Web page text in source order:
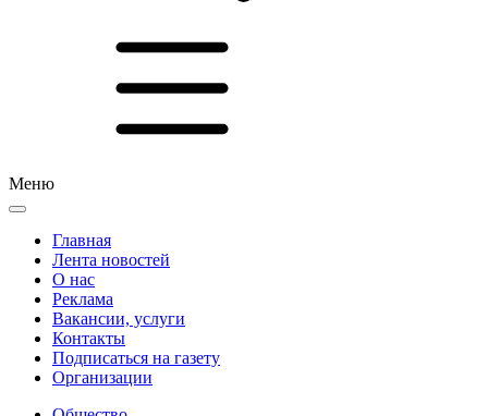
Меню
Главная
Лента новостей
О нас
Реклама
Вакансии, услуги
Контакты
Подписаться на газету
Организации